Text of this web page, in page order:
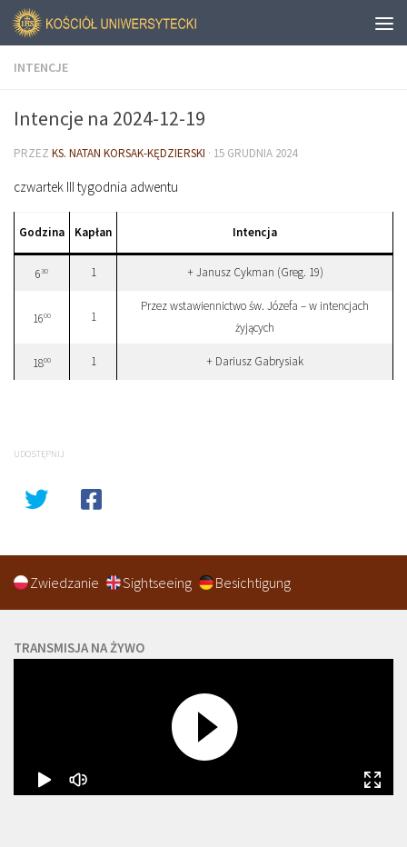
INTENCJE
Intencje na 2024-12-19
PRZEZ KS. NATAN KORSAK-KĘDZIERSKI · 15 GRUDNIA 2024
czwartek III tygodnia adwentu
Godzina Kapłan Intencja
630 1 + Janusz Cykman (Greg. 19)
1600 1
Przez wstawiennictwo św. Józefa – w intencjach
żyjących
1800 1 + Dariusz Gabrysiak
UDOSTĘPNIJ
Zwiedzanie Sightseeing Besichtigung
TRANSMISJA NA ŻYWO